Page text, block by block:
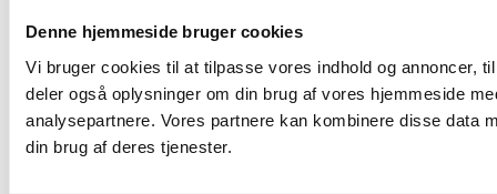
Denne hjemmeside bruger cookies
Vi bruger cookies til at tilpasse vores indhold og annoncer,
deler også oplysninger om din brug af vores hjemmeside
analysepartnere. Vores partnere kan kombinere disse data
din brug af deres tjenester.
KONTAKT OS
Naturskifertag